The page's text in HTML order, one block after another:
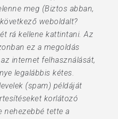
meg (Biztos abban,
weboldalt?
rá kellene kattintani. Az
ez a megoldás
internet felhasználását,
legalábbis kétes.
(spam) példáját
korlátozó
nehezebbé tette a